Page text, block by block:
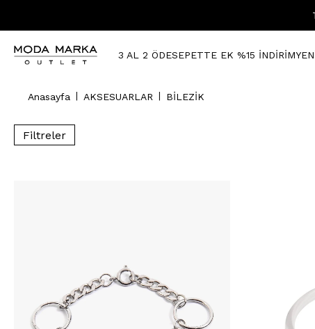
3 AL 2 ÖDESEPETTE EK %15 İNDİRİM
Anasayfa AKSESUARLAR BİLEZİK
Filtreler